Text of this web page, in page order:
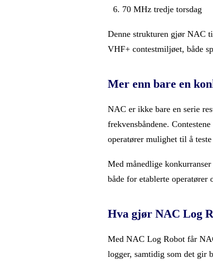
70 MHz tredje torsdag
Denne strukturen gjør NAC
VHF+ contestmiljøet, både
Mer enn bare en
NAC er ikke bare en serie
frekvensbåndene.
operatører mulighet til å
Med månedlige
både for etablerte
Hva gjør NAC Log
Med NAC Log Robot får
logger, samtidig som det gir